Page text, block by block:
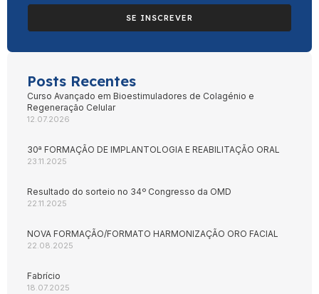
SE INSCREVER
Posts Recentes
Curso Avançado em Bioestimuladores de Colagénio e
Regeneração Celular
12.07.2026
30ª FORMAÇÃO DE IMPLANTOLOGIA E REABILITAÇÃO ORAL
23.11.2025
Resultado do sorteio no 34º Congresso da OMD
22.11.2025
NOVA FORMAÇÃO/FORMATO HARMONIZAÇÃO ORO FACIAL
22.08.2025
Fabrício
18.07.2025